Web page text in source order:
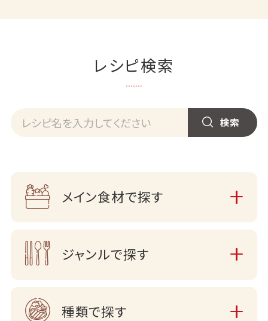
レシピ検索
メイン食材で探す
ジャンルで探す
種類で探す